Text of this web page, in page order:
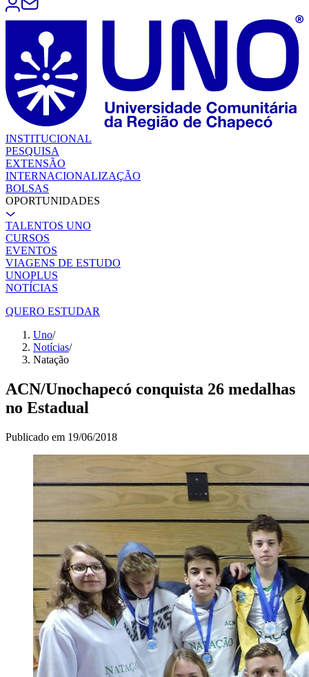
INSTITUCIONAL
PESQUISA
EXTENSÃO
INTERNACIONALIZAÇÃO
BOLSAS
OPORTUNIDADES
TALENTOS UNO
CURSOS
EVENTOS
VIAGENS DE ESTUDO
UNOPLUS
NOTÍCIAS
QUERO ESTUDAR
Uno/
Notícias/
Natação
ACN/Unochapecó conquista 26 medalhas
no Estadual
Publicado em 19/06/2018